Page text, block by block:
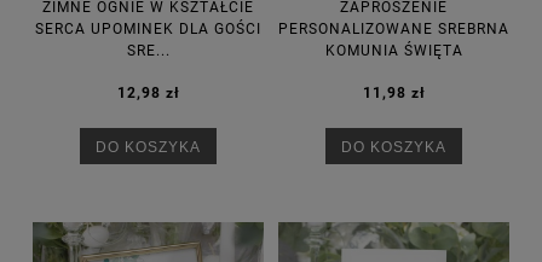
ZIMNE OGNIE W KSZTAŁCIE
SERCA UPOMINEK DLA GOŚCI
SRE...
12,98 zł
DO KOSZYKA
ZAPROSZENIE
PERSONALIZOWANE SREBRNA
KOMUNIA ŚWIĘTA
11,98 zł
DO KOSZYKA